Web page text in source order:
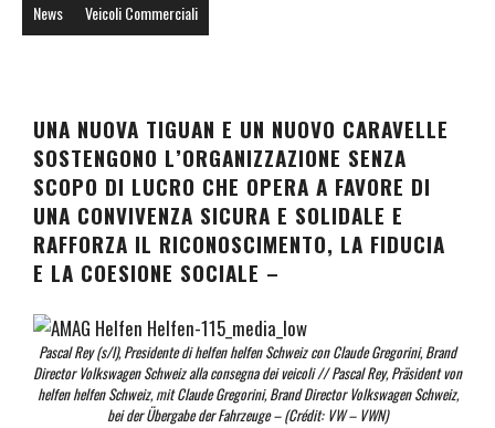
News
Veicoli Commerciali
UNA NUOVA TIGUAN E UN NUOVO CARAVELLE
SOSTENGONO L’ORGANIZZAZIONE SENZA
SCOPO DI LUCRO CHE OPERA A FAVORE DI
UNA CONVIVENZA SICURA E SOLIDALE E
RAFFORZA IL RICONOSCIMENTO, LA FIDUCIA
E LA COESIONE SOCIALE –
Pascal Rey (s/l), Presidente di helfen helfen Schweiz con Claude Gregorini, Brand
Director Volkswagen Schweiz alla consegna dei veicoli // Pascal Rey, Präsident von
helfen helfen Schweiz, mit Claude Gregorini, Brand Director Volkswagen Schweiz,
bei der Übergabe der Fahrzeuge – (Crédit: VW – VWN)